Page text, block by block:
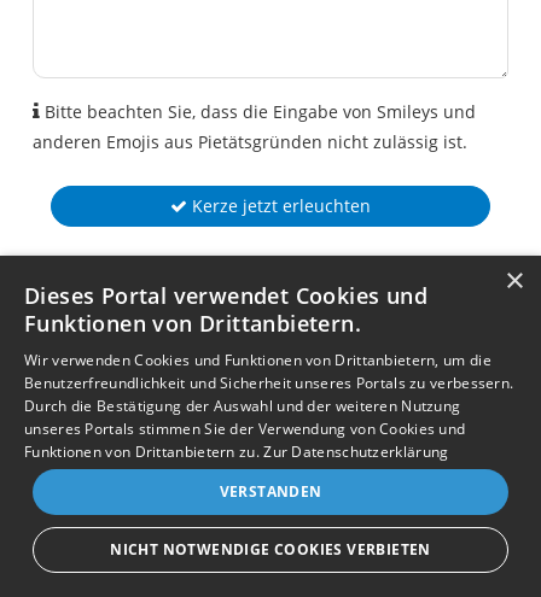
Bitte beachten Sie, dass die Eingabe von Smileys und
anderen Emojis aus Pietätsgründen nicht zulässig ist.
Kerze jetzt erleuchten
×
Dieses Portal verwendet Cookies und
Funktionen von Drittanbietern.
Wir verwenden Cookies und Funktionen von Drittanbietern, um die
Benutzerfreundlichkeit und Sicherheit unseres Portals zu verbessern.
Durch die Bestätigung der Auswahl und der weiteren Nutzung
unseres Portals stimmen Sie der Verwendung von Cookies und
Funktionen von Drittanbietern zu.Zur Datenschutzerklärung
VERSTANDEN
NICHT NOTWENDIGE COOKIES VERBIETEN